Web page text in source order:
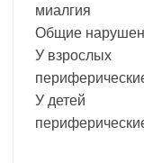
миалгия
Общие
У взрослых
У детей